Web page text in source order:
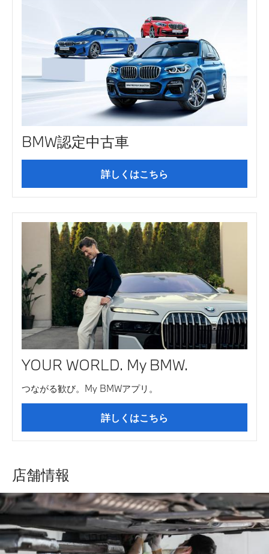
BMW認定中古車
詳しくはこちら
YOUR WORLD. My BMW.
つながる歓び。My BMWアプリ。
詳しくはこちら
店舗情報